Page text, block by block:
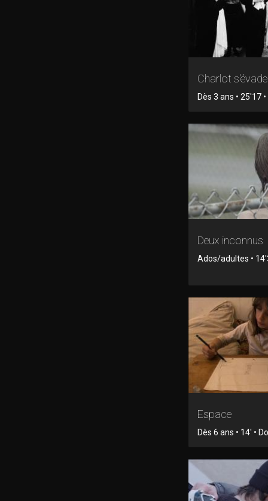
Charlot s'évade
Dès 3 ans • 25'17
Deux inconnus
Ados/adultes •
Espace
Dès 6 ans • 14' •